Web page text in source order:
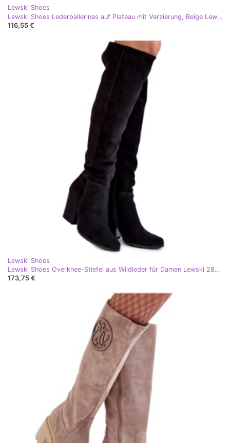
Lewski Shoes
Lewski Shoes Lederballerinas auf Plateau mit Verzierung, Beige Lewski 3384
116,55 €
Lewski Shoes
Lewski Shoes Overknee-Stiefel aus Wildleder für Damen Lewski 2833 Schwarz
173,75 €